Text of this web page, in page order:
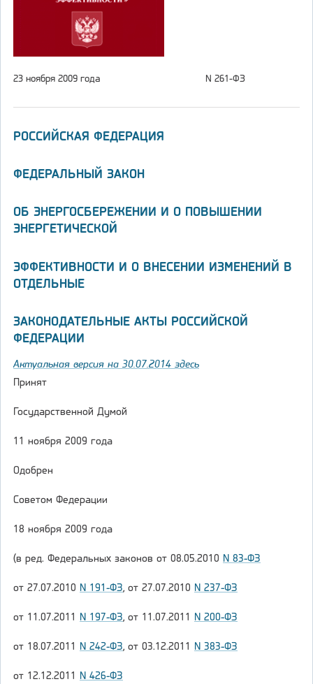
23 ноября 2009 года N 261-ФЗ
РОССИЙСКАЯ ФЕДЕРАЦИЯ
ФЕДЕРАЛЬНЫЙ ЗАКОН
ОБ ЭНЕРГОСБЕРЕЖЕНИИ И О ПОВЫШЕНИИ
ЭНЕРГЕТИЧЕСКОЙ
ЭФФЕКТИВНОСТИ И О ВНЕСЕНИИ ИЗМЕНЕНИЙ В
ОТДЕЛЬНЫЕ
ЗАКОНОДАТЕЛЬНЫЕ АКТЫ РОССИЙСКОЙ
ФЕДЕРАЦИИ
Актуальная версия на 30.07.2014 здесь
Принят
Государственной Думой
11 ноября 2009 года
Одобрен
Советом Федерации
18 ноября 2009 года
(в ред. Федеральных законов от 08.05.2010 N 83-ФЗ
от 27.07.2010 N 191-ФЗ, от 27.07.2010 N 237-ФЗ
от 11.07.2011 N 197-ФЗ, от 11.07.2011 N 200-ФЗ
от 18.07.2011 N 242-ФЗ, от 03.12.2011 N 383-ФЗ
от 12.12.2011 N 426-ФЗ